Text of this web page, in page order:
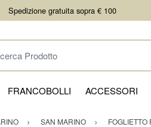
Spedizione gratuita sopra € 100
Prodotto
FRANCOBOLLI ACCESSORI
SAN MARINO